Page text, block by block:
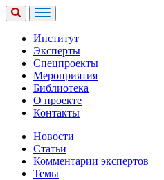
Институт
Эксперты
Спецпроекты
Мероприятия
Библиотека
О проекте
Контакты
Новости
Статьи
Комментарии экспертов
Темы